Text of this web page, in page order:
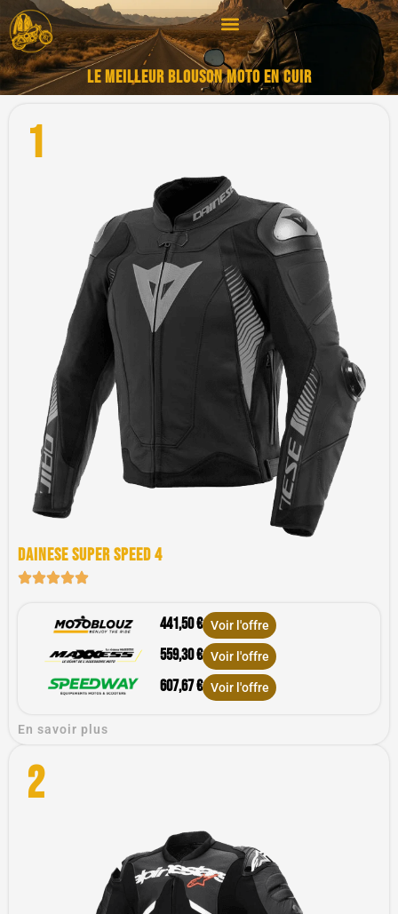
LE MEILLEUR BLOUSON MOTO EN CUIR
2
1
Dainese super speed 4
441,50 € Voir l'offre
559,30 € Voir l'offre
607,67 € Voir l'offre
En savoir plus